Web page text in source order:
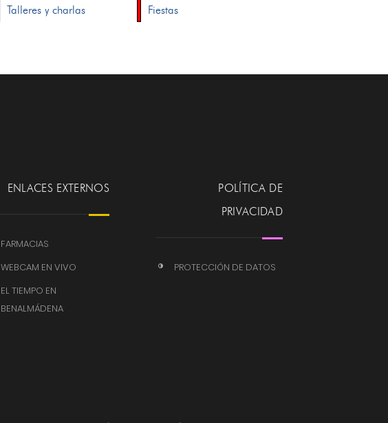
Talleres y charlas
Fiestas
ENLACES EXTERNOS
FARMACIAS
WEBCAM EN VIVO
EL TIEMPO EN
BENALMÁDENA
POLÍTICA DE
PRIVACIDAD
PROTECCIÓN DE DATOS